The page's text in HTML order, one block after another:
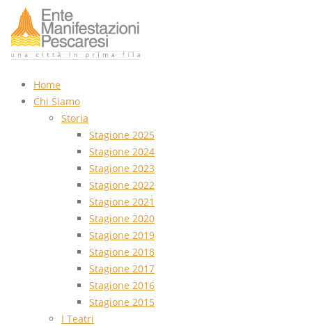
Home
Chi Siamo
Storia
Stagione 2025
Stagione 2024
Stagione 2023
Stagione 2022
Stagione 2021
Stagione 2020
Stagione 2019
Stagione 2018
Stagione 2017
Stagione 2016
Stagione 2015
I Teatri